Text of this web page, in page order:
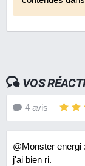
VOS
4avis
@Monster energi
j'ai bien ri.